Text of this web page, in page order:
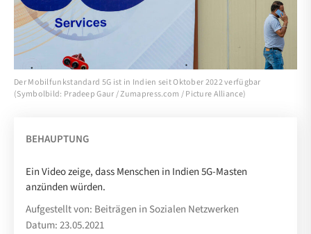
Der Mobilfunkstandard 5G ist in Indien seit Oktober 2022 verfügbar
(Symbolbild: Pradeep Gaur / Zumapress.com / Picture Alliance)
BEHAUPTUNG
Ein Video zeige, dass Menschen in Indien 5G-Masten
anzünden würden.
Aufgestellt von: Beiträgen in Sozialen Netzwerken
Datum: 23.05.2021